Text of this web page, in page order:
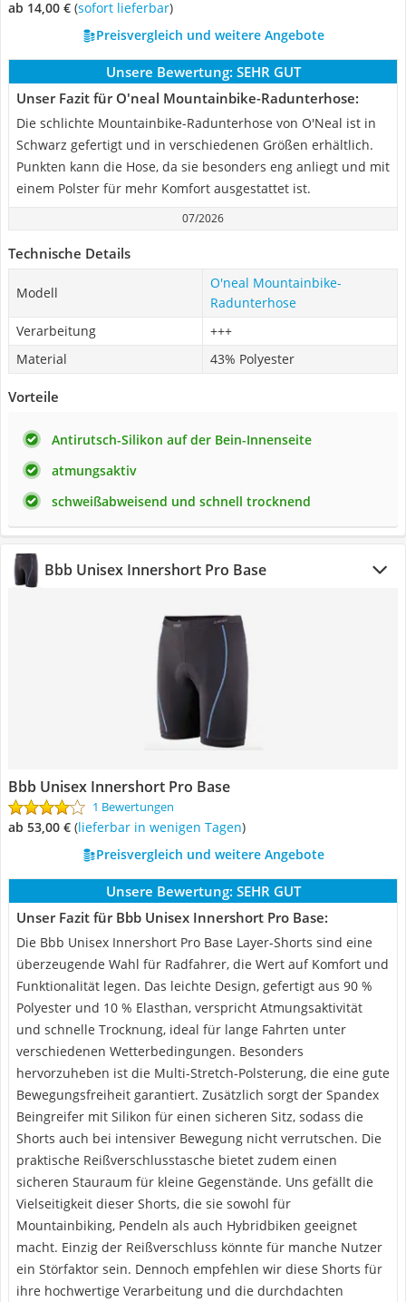
ab 14,00 € ( Sofort lieferbar)
Preisvergleich und weitere Angebote
Unsere Bewertung: SEHR GUT
Unser Fazit für O'neal Mountainbike-Radunterhose:
Die schlichte Mountainbike-Radunterhose von O'Neal ist in
Schwarz gefertigt und in verschiedenen Größen erhältlich.
Punkten kann die Hose, da sie besonders eng anliegt und mit
einem Polster für mehr Komfort ausgestattet ist.
07/2026
Technische Details
Modell
O'neal Mountainbike-
Radunterhose
Verarbeitung
+++
Material
43% Polyester
Vorteile
Antirutsch-Silikon auf der Bein-Innenseite
atmungsaktiv
schweißabweisend und schnell trocknend
Bbb Unisex Innershort Pro Base
Bbb Unisex Innershort Pro Base
1 Bewertungen
ab 53,00 € ( Lieferbar in wenigen Tagen)
Preisvergleich und weitere Angebote
Unsere Bewertung: SEHR GUT
Unser Fazit für Bbb Unisex Innershort Pro Base:
Die Bbb Unisex Innershort Pro Base Layer-Shorts sind eine
überzeugende Wahl für Radfahrer, die Wert auf Komfort und
Funktionalität legen. Das leichte Design, gefertigt aus 90 %
Polyester und 10 % Elasthan, verspricht Atmungsaktivität
und schnelle Trocknung, ideal für lange Fahrten unter
verschiedenen Wetterbedingungen. Besonders
hervorzuheben ist die Multi-Stretch-Polsterung, die eine gute
Bewegungsfreiheit garantiert. Zusätzlich sorgt der Spandex
Beingreifer mit Silikon für einen sicheren Sitz, sodass die
Shorts auch bei intensiver Bewegung nicht verrutschen. Die
praktische Reißverschlusstasche bietet zudem einen
sicheren Stauraum für kleine Gegenstände. Uns gefällt die
Vielseitigkeit dieser Shorts, die sie sowohl für
Mountainbiking, Pendeln als auch Hybridbiken geeignet
macht. Einzig der Reißverschluss könnte für manche Nutzer
ein Störfaktor sein. Dennoch empfehlen wir diese Shorts für
ihre hochwertige Verarbeitung und die durchdachten